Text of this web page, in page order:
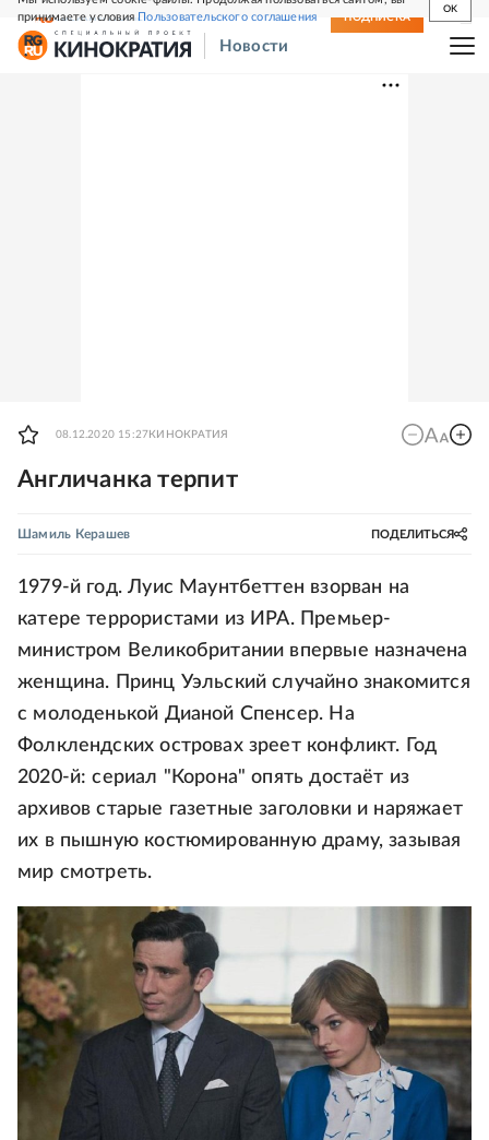
принимаете условияПользовательского соглашения
OK
СВЕЖИЙ НОМЕР ПОДПИСКА
Новости
08.12.2020 15:27 КИНОКРАТИЯ
Англичанка терпит
Шамиль Керашев ПОДЕЛИТЬСЯ
1979-й год. Луис Маунтбеттен взорван на
катере террористами из ИРА. Премьер-
министром Великобритании впервые назначена
женщина. Принц Уэльский случайно знакомится
с молоденькой Дианой Спенсер. На
Фолклендских островах зреет конфликт. Год
2020-й: сериал "Корона" опять достаёт из
архивов старые газетные заголовки и наряжает
их в пышную костюмированную драму, зазывая
мир смотреть.